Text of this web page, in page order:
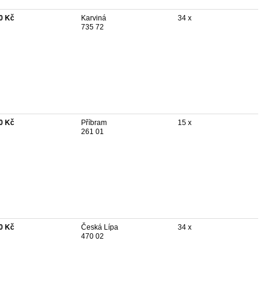
Kč
Karviná
735 72
34 x
Kč
Příbram
261 01
15 x
Kč
Česká Lípa
470 02
34 x